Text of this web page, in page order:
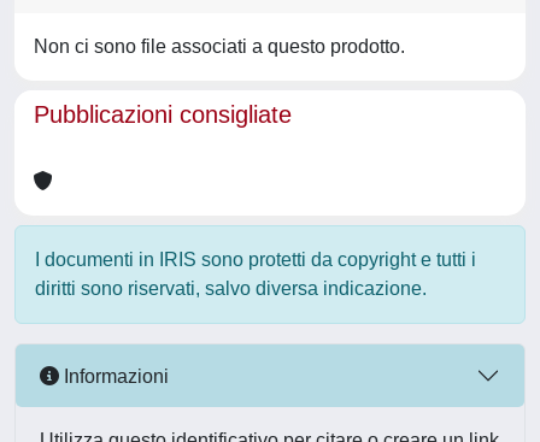
Non ci sono file associati a questo prodotto.
Pubblicazioni consigliate
I documenti in IRIS sono protetti da copyright e tutti i
diritti sono riservati, salvo diversa indicazione.
Informazioni